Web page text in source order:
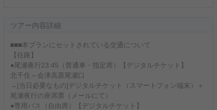
ツアー内容詳細
■■■本プランにセットされている交通について
【往路】
●尾瀬夜行23:45（普通車・指定席）【デジタルチケット】
北千住～会津高原尾瀬口
→[当日必要なもの]デジタルチケット（スマートフォン端末）＋
尾瀬夜行の座席票（メールにて）
●専用バス（自由席）【デジタルチケット】